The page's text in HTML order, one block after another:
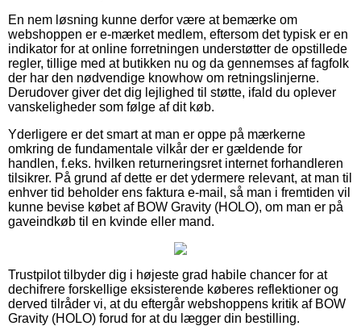
En nem løsning kunne derfor være at bemærke om
webshoppen er e-mærket medlem, eftersom det typisk er en
indikator for at online forretningen understøtter de opstillede
regler, tillige med at butikken nu og da gennemses af fagfolk
der har den nødvendige knowhow om retningslinjerne.
Derudover giver det dig lejlighed til støtte, ifald du oplever
vanskeligheder som følge af dit køb.
Yderligere er det smart at man er oppe på mærkerne
omkring de fundamentale vilkår der er gældende for
handlen, f.eks. hvilken returneringsret internet forhandleren
tilsikrer. På grund af dette er det ydermere relevant, at man til
enhver tid beholder ens faktura e-mail, så man i fremtiden vil
kunne bevise købet af BOW Gravity (HOLO), om man er på
gaveindkøb til en kvinde eller mand.
Trustpilot tilbyder dig i højeste grad habile chancer for at
dechifrere forskellige eksisterende køberes reflektioner og
derved tilråder vi, at du eftergår webshoppens kritik af BOW
Gravity (HOLO) forud for at du lægger din bestilling.